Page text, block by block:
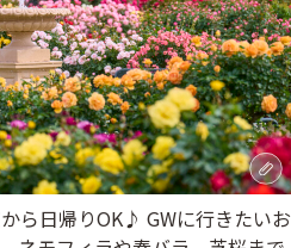
から日帰りOK♪ GWに行きたいお